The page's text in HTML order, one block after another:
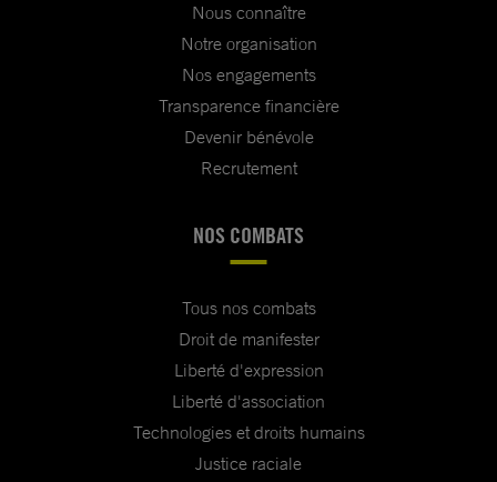
Nous connaître
Notre organisation
Nos engagements
Transparence financière
Devenir bénévole
Recrutement
NOS COMBATS
Tous nos combats
Droit de manifester
Liberté d'expression
Liberté d'association
Technologies et droits humains
Justice raciale